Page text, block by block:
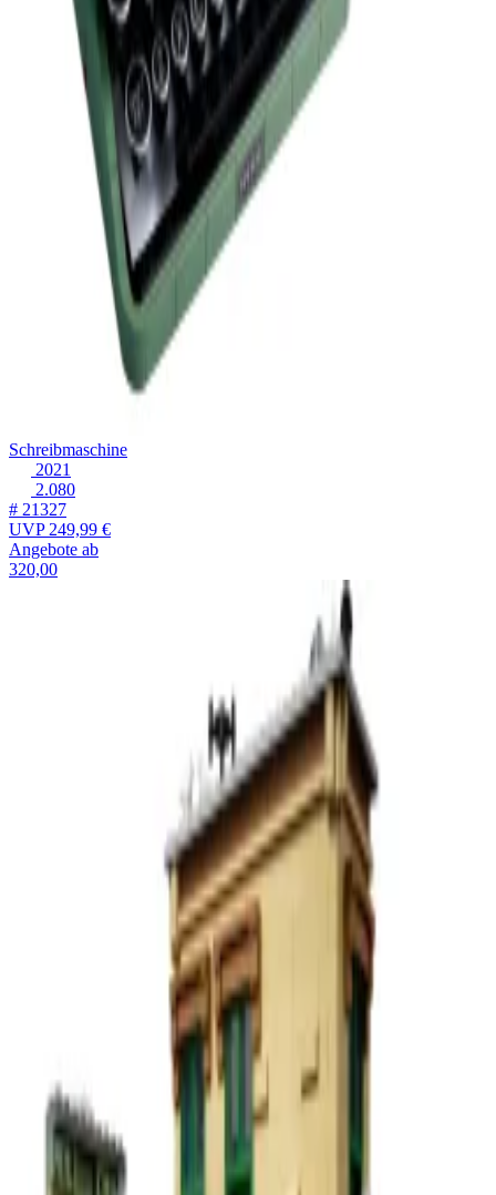
Schreibmaschine
2021
2.080
# 21327
UVP249,99 €
Angebote ab
320,00